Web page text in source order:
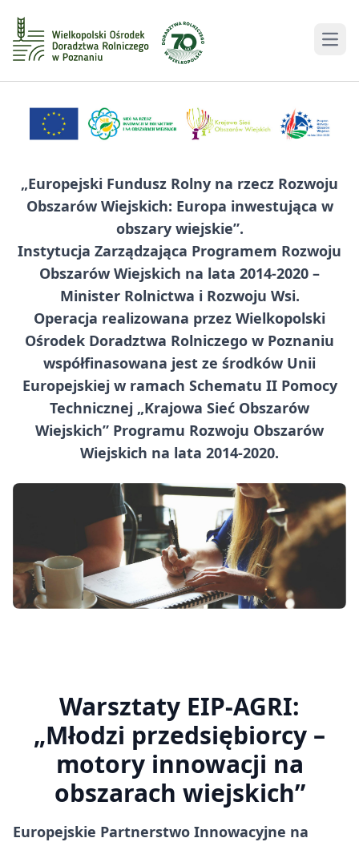
„Europejski Fundusz Rolny na rzecz Rozwoju
Obszarów Wiejskich: Europa inwestująca w
obszary wiejskie”.
Instytucja Zarządzająca Programem Rozwoju
Obszarów Wiejskich na lata 2014-2020 –
Minister Rolnictwa i Rozwoju Wsi.
Operacja realizowana przez Wielkopolski
Ośrodek Doradztwa Rolniczego w Poznaniu
współfinasowana jest ze środków Unii
Europejskiej w ramach Schematu II Pomocy
Technicznej „Krajowa Sieć Obszarów
Wiejskich” Programu Rozwoju Obszarów
Wiejskich na lata 2014-2020.
Warsztaty EIP-AGRI:
„Młodzi przedsiębiorcy –
motory innowacji na
obszarach wiejskich”
Europejskie Partnerstwo Innowacyjne na